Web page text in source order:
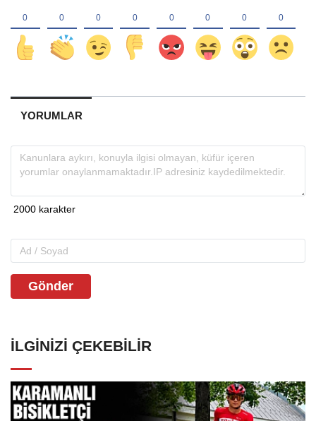
YORUMLAR
Gönder
İLGINIZI ÇEKEBILIR